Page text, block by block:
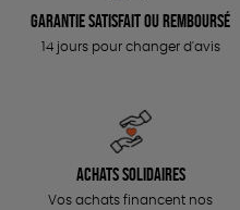
Garantie satisfait ou remboursé
14 jours pour changer d'avis
Achats solidaires
Vos achats financent nos